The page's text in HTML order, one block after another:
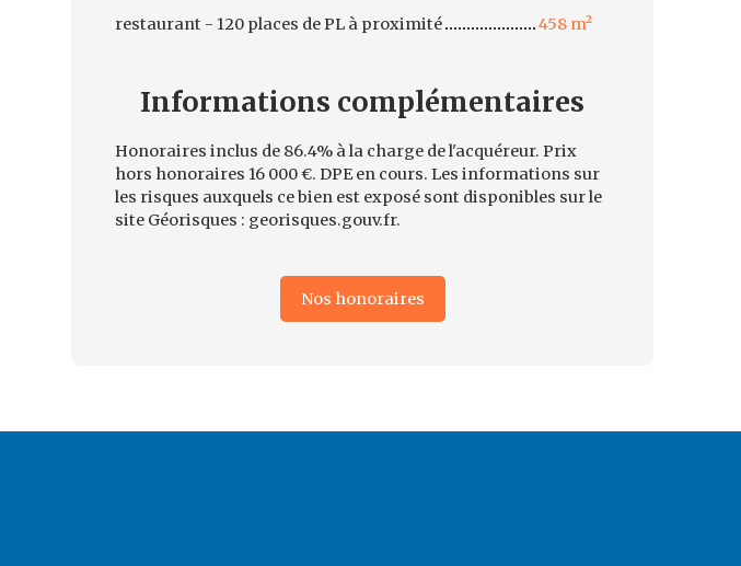
restaurant - 120 places de PL à proximité 458 m²
Informations complémentaires
Honoraires inclus de 86.4% à la charge de l'acquéreur. Prix
hors honoraires 16 000 €. DPE en cours. Les informations sur
les risques auxquels ce bien est exposé sont disponibles sur le
site Géorisques : georisques.gouv.fr.
Nos honoraires